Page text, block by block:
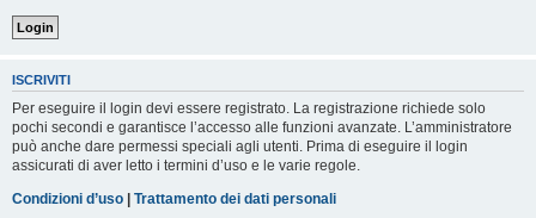
ISCRIVITI
Per eseguire il login devi essere registrato. La registrazione richiede solo
pochi secondi e garantisce l’accesso alle funzioni avanzate. L’amministratore
può anche dare permessi speciali agli utenti. Prima di eseguire il login
assicurati di aver letto i termini d’uso e le varie regole.
Condizioni d’uso | Trattamento dei dati personali